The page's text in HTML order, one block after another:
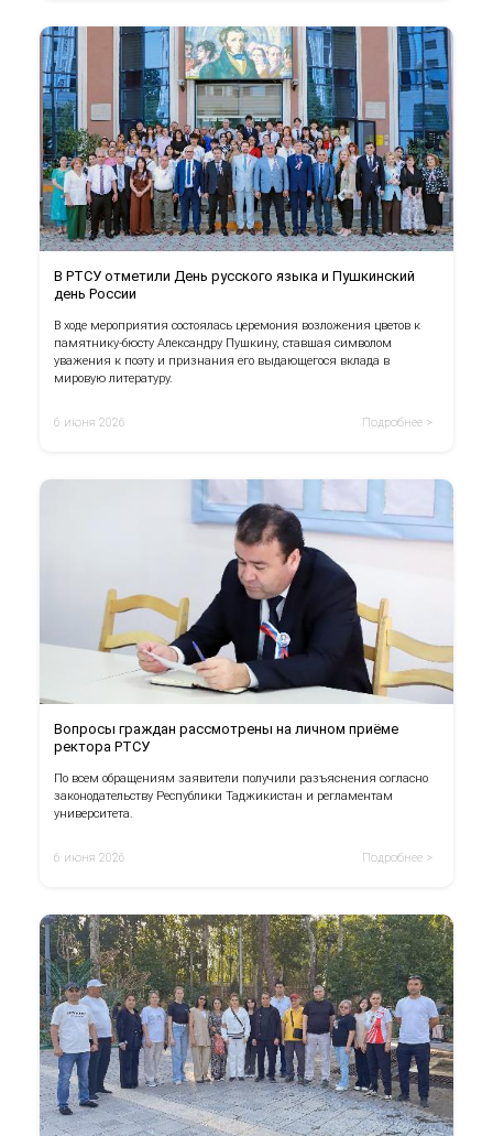
В РТСУ отметили День русского языка и Пушкинский
день России
В ходе мероприятия состоялась церемония возложения цветов к
памятнику-бюсту Александру Пушкину, ставшая символом
уважения к поэту и признания его выдающегося вклада в
мировую литературу.
6 июня 2026 Подробнее >
Вопросы граждан рассмотрены на личном приёме
ректора РТСУ
По всем обращениям заявители получили разъяснения согласно
законодательству Республики Таджикистан и регламентам
университета.
6 июня 2026 Подробнее >